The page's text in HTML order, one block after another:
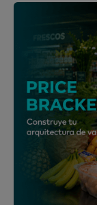
Kenya
Corée
Chine
Chine
Malaisie
Mexique
Maroc
Nigéria